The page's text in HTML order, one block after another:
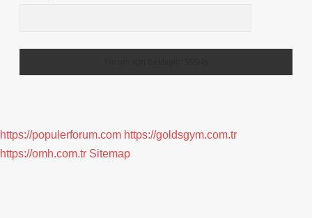
https://populerforum.com https://goldsgym.com.tr
https://omh.com.tr Sitemap